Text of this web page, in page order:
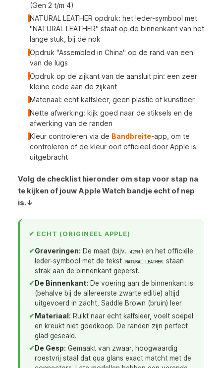
(Gen 2 t/m 4)
NATURAL LEATHER opdruk: het leder-symbool met
"NATURAL LEATHER" staat op de binnenkant van het
lange stuk, bij de nok
Opdruk "Assembled in China" op de rand van een
van de lugs
Opdruk op de zijkant van de aansluit pin: een zeer
kleine code aan de zijkant
Materiaal: echt kalfsleer, geen plastic of kunstleer
Nette afwerking: kijk goed naar de stiksels en de
afwerking van de randen
Kleur controleren via de Bandbreite-app, om te
controleren of de kleur ooit officieel door Apple is
uitgebracht
Volg de checklist hieronder om stap voor stap na
te kijken of jouw Apple Watch bandje echt of nep
is.↓
✔ ECHT (ORIGINEEL APPLE)
✔Graveringen: De maat (bijv. 42MM ) en het officiële
leder-symbool met de tekst
NATURAL LEATHER
staan
strak aan de binnenkant geperst.
✔ De Binnenkant: De voering aan de binnenkant is
(behalve bij de allereerste zwarte editie) altijd
uitgevoerd in zacht, Saddle Brown (bruin) leer.
✔ Materiaal: Ruikt naar echt kalfsleer, voelt soepel
en kreukt niet goedkoop. De randen zijn perfect
glad geseald.
✔ De Gesp: Gemaakt van zwaar, hoogwaardig
roestvrij staal dat qua glans exact matcht met de